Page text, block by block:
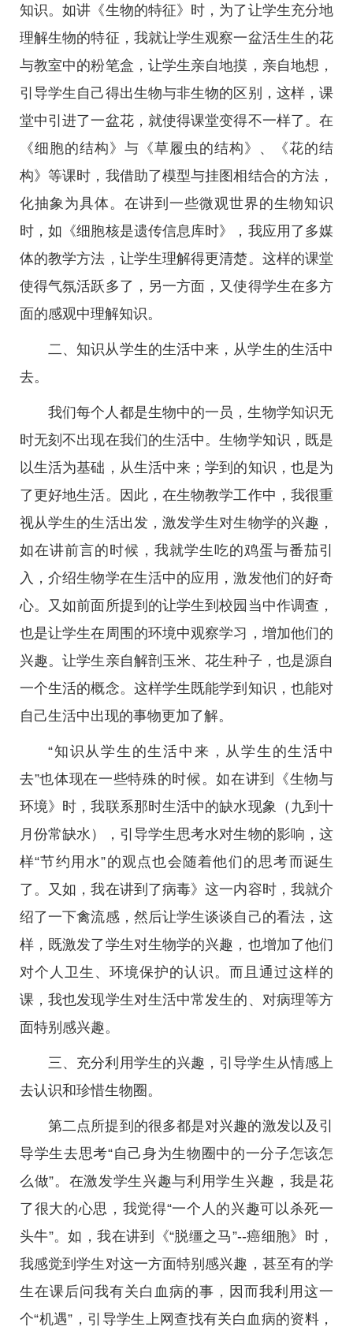
知识。如讲《生物的特征》时，为了让学生充分地
理解生物的特征，我就让学生观察一盆活生生的花
与教室中的粉笔盒，让学生亲自地摸，亲自地想，
引导学生自己得出生物与非生物的区别，这样，课
堂中引进了一盆花，就使得课堂变得不一样了。在
《细胞的结构》与《草履虫的结构》、《花的结
构》等课时，我借助了模型与挂图相结合的方法，
化抽象为具体。在讲到一些微观世界的生物知识
时，如《细胞核是遗传信息库时》，我应用了多媒
体的教学方法，让学生理解得更清楚。这样的课堂
使得气氛活跃多了，另一方面，又使得学生在多方
面的感观中理解知识。
二、知识从学生的生活中来，从学生的生活中
去。
我们每个人都是生物中的一员，生物学知识无
时无刻不出现在我们的生活中。生物学知识，既是
以生活为基础，从生活中来；学到的知识，也是为
了更好地生活。因此，在生物教学工作中，我很重
视从学生的生活出发，激发学生对生物学的兴趣，
如在讲前言的时候，我就学生吃的鸡蛋与番茄引
入，介绍生物学在生活中的应用，激发他们的好奇
心。又如前面所提到的让学生到校园当中作调查，
也是让学生在周围的环境中观察学习，增加他们的
兴趣。让学生亲自解剖玉米、花生种子，也是源自
一个生活的概念。这样学生既能学到知识，也能对
自己生活中出现的事物更加了解。
“知识从学生的生活中来，从学生的生活中
去”也体现在一些特殊的时候。如在讲到《生物与
环境》时，我联系那时生活中的缺水现象（九到十
月份常缺水），引导学生思考水对生物的影响，这
样“节约用水”的观点也会随着他们的思考而诞生
了。又如，我在讲到了病毒》这一内容时，我就介
绍了一下禽流感，然后让学生谈谈自己的看法，这
样，既激发了学生对生物学的兴趣，也增加了他们
对个人卫生、环境保护的认识。而且通过这样的
课，我也发现学生对生活中常发生的、对病理等方
面特别感兴趣。
三、充分利用学生的兴趣，引导学生从情感上
去认识和珍惜生物圈。
第二点所提到的很多都是对兴趣的激发以及引
导学生去思考“自己身为生物圈中的一分子怎该怎
么做”。在激发学生兴趣与利用学生兴趣，我是花
了很大的心思，我觉得“一个人的兴趣可以杀死一
头牛”。如，我在讲到《“脱缰之马”--癌细胞》时，
我感觉到学生对这一方面特别感兴趣，甚至有的学
生在课后问我有关白血病的事，因而我利用这一
个“机遇”，引导学生上网查找有关白血病的资料，